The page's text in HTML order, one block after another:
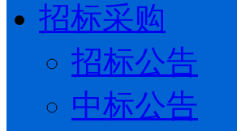
招标采购
招标公告
中标公告